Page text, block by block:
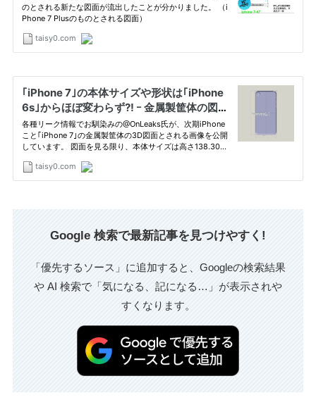
Google 検索で最新記事を見つけやすく!
「優先するソース」に追加すると、Googleの検索結果
や AI 検索で「気になる、記になる…」が表示されや
すくなります。